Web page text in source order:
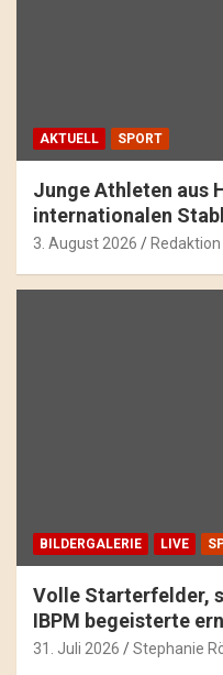
AKTUELL SPORT
Junge Athleten aus
internationalen
3. August 2026 Redaktion
BILDERGALERIE LIVE
Volle Starterfelder,
IBPM begeisterte
31. Juli 2026 Stephanie